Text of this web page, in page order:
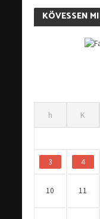
KÖVESSEN
h K
3 4
10 11